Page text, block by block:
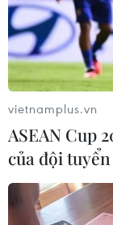
Khách sạn
vietnamplus.vn
ASEAN Cup
của đội